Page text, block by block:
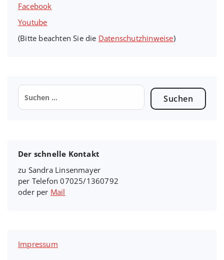
Facebook
Youtube
(Bitte beachten Sie die Datenschutzhinweise)
Suchen
nach:
Der schnelle Kontakt
zu Sandra Linsenmayer
per Telefon 07025/1360792
oder per Mail
Impressum